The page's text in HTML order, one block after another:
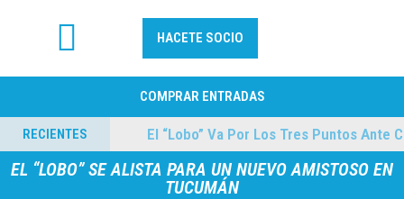
HACETE SOCIO
COMPRAR ENTRADAS
RECIENTES
04/08/2026 El “Lobo” Va Por Los Tres Puntos Ante
EL “LOBO” SE ALISTA PARA UN NUEVO AMISTOSO EN
TUCUMÁN